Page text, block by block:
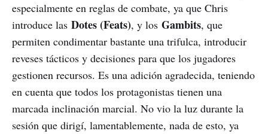
especialmente en reglas de combate, ya que Chris
introduce las Dotes (Feats), y los Gambits, que
permiten condimentar bastante una trifulca, introducir
reveses tácticos y decisiones para que los jugadores
gestionen recursos. Es una adición agradecida, teniendo
en cuenta que todos los protagonistas tienen una
marcada inclinación marcial. No vio la luz durante la
sesión que dirigí, lamentablemente, nada de esto, ya